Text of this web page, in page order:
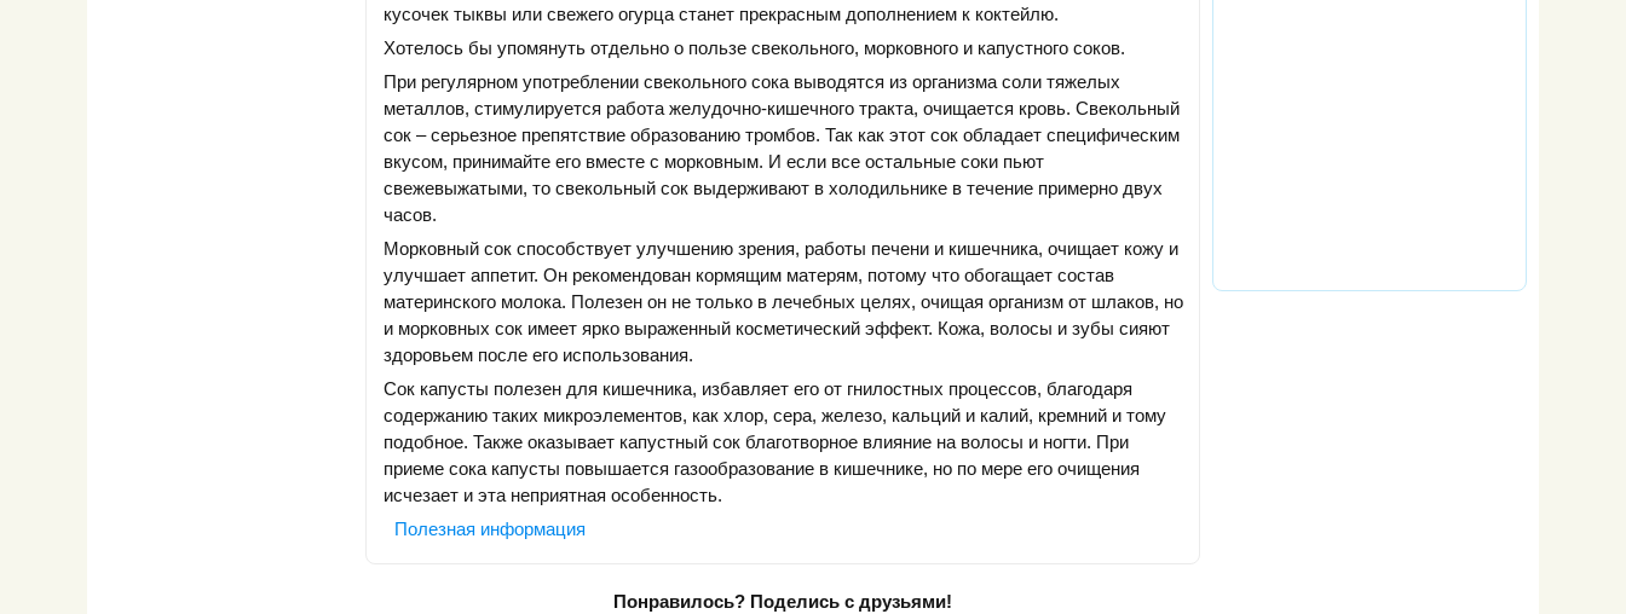
кусочек тыквы или свежего огурца станет прекрасным дополнением к коктейлю.
Хотелось бы упомянуть отдельно о пользе свекольного, морковного и капустного соков.
При регулярном употреблении свекольного сока выводятся из организма соли тяжелых
металлов, стимулируется работа желудочно-кишечного тракта, очищается кровь. Свекольный
сок – серьезное препятствие образованию тромбов. Так как этот сок обладает специфическим
вкусом, принимайте его вместе с морковным. И если все остальные соки пьют
свежевыжатыми, то свекольный сок выдерживают в холодильнике в течение примерно двух
часов.
Морковный сок способствует улучшению зрения, работы печени и кишечника, очищает кожу и
улучшает аппетит. Он рекомендован кормящим матерям, потому что обогащает состав
материнского молока. Полезен он не только в лечебных целях, очищая организм от шлаков, но
и морковных сок имеет ярко выраженный косметический эффект. Кожа, волосы и зубы сияют
здоровьем после его использования.
Сок капусты полезен для кишечника, избавляет его от гнилостных процессов, благодаря
содержанию таких микроэлементов, как хлор, сера, железо, кальций и калий, кремний и тому
подобное. Также оказывает капустный сок благотворное влияние на волосы и ногти. При
приеме сока капусты повышается газообразование в кишечнике, но по мере его очищения
исчезает и эта неприятная особенность.
Полезная информация
Понравилось? Поделись с друзьями!